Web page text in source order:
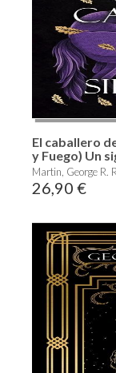
El caballero
y Fuego) Un
Martin, George R.
26,90 €